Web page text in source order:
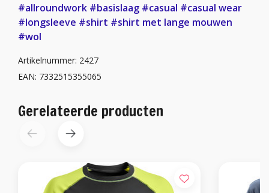
#allroundwork #basislaag #casual #casual wear
#longsleeve #shirt #shirt met lange mouwen
#wol
Artikelnummer: 2427
EAN: 7332515355065
Gerelateerde producten